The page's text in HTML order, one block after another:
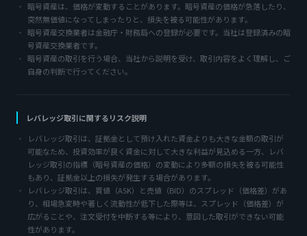
暗号資産は、価格が変動することがあります。暗号資産の価格が急落したり、
突然無価値になってしまったりと、損失を被る可能性があります。
暗号資産交換業者は金融庁・財務局への登録が必要です。当社は登録済みの暗
号資産交換業者です。
暗号資産の取引を行う場合、当社から説明を受け、取引内容をよく理解し、ご
自身の判断で行ってください。
レバレッジ取引に関するリスク説明
レバレッジ取引は、証拠金として預け入れた資金よりも大きな金額の取引が
可能なため、投資効率が良く資金に対して大きな利益が見込める一方、レバ
レッジ取引の指標（暗号資産の価格）の変動により多額の損失を被る可能性
もあり、証拠金以上の損失が発生する場合があります。
レバレッジ取引は、買値（ASK）と売値（BID）のスプレッド（価格差）があ
り、相場急変時や著しく流動性が低下した際等は、スプレッド（価格差）が
広がることや、注文受付を中断する等により、意図した取引ができない可能
性があります。